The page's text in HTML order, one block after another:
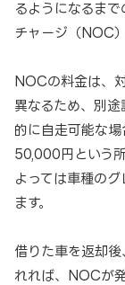
るようになるま
チャージ（NOC
NOCの料金は、
異なるため、別
的に自走可能な
50,000円という
よっては車種の
ます。
借りた車を返却
れれば、NOCが